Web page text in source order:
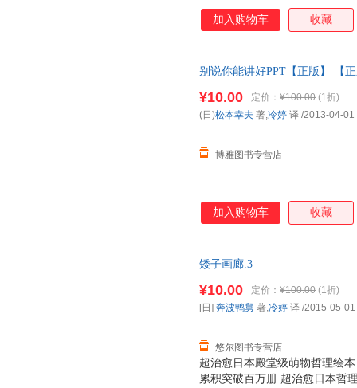
使用图形来帮助分析的话，就
够给我们展现出视觉效果的东
及企划书，可以使对方对于你
己的思路发展下去。
加入购物车 收藏
别说你能讲好PPT【正版】 【
¥10.00 定价： ¥100.00 (1折)
博雅图书专营店
(日)松本幸夫 著,冷婷 译 /2013-04-01
加入购物车 收藏
矮子画廊.3
超治愈日本殿堂级萌物哲理绘
累积突破百万册 超治愈日本哲
¥10.00 定价： ¥100.00 (1折)
悠尔图书专营店
[日] 奔波鸭舅 著,冷婷 译 /2015-05-01